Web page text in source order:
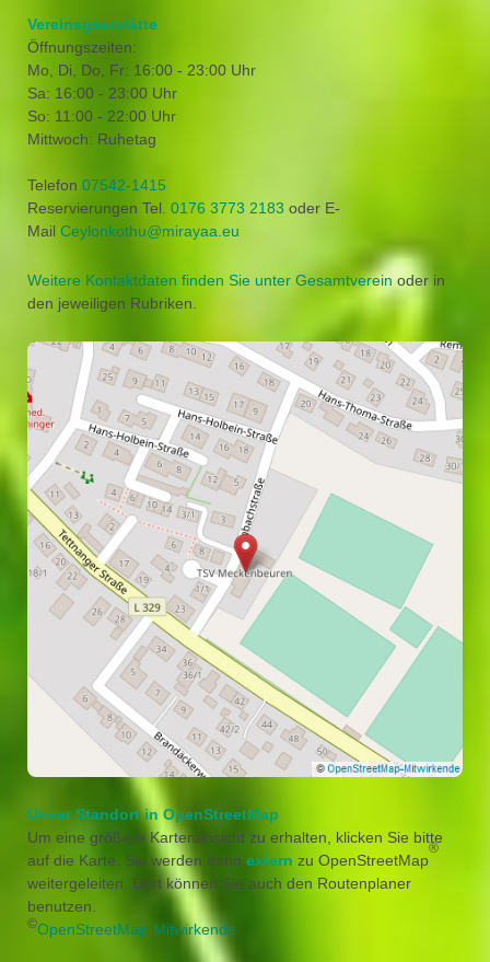
Vereinsgaststätte
Öffnungszeiten:
Mo, Di, Do, Fr: 16:00 - 23:00 Uhr
Sa: 16:00 - 23:00 Uhr
So: 11:00 - 22:00 Uhr
Mittwoch: Ruhetag
Telefon 07542-1415
Reservierungen Tel. 0176 3773 2183 oder E-
Mail Ceylonkothu@mirayaa.eu
Weitere Kontaktdaten finden Sie unter Gesamtverein oder in
den jeweiligen Rubriken.
Unser Standort in OpenStreetMap
Um eine größere Kartenansicht zu erhalten, klicken Sie bitte
auf die Karte. Sie werden dann extern zu OpenStreetMap
®
weitergeleiten. Dort können Sie auch den Routenplaner
benutzen.
©OpenStreetMap-Mitwirkende